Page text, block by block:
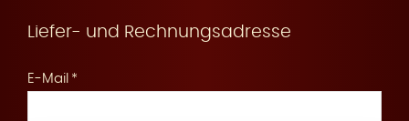
Liefer- und Rechnungsadresse
E-Mail